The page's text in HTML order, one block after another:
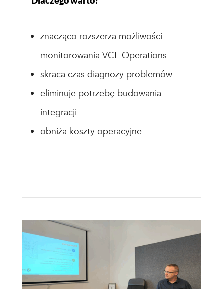
znacząco rozszerza możliwości
monitorowania VCF Operations
skraca czas diagnozy problemów
eliminuje potrzebę budowania
integracji
obniża koszty operacyjne